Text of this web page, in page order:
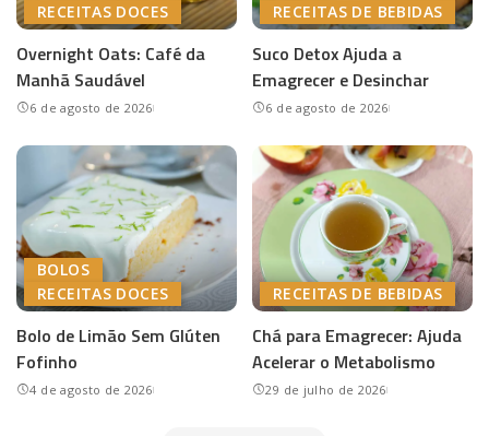
RECEITAS DOCES
Overnight Oats: Café da
Manhã Saudável
6 de agosto de 2026
RECEITAS DE BEBIDAS
Suco Detox Ajuda a
Emagrecer e Desinchar
6 de agosto de 2026
BOLOS
RECEITAS DOCES
Bolo de Limão Sem Glúten
Fofinho
4 de agosto de 2026
RECEITAS DE BEBIDAS
Chá para Emagrecer: Ajuda
Acelerar o Metabolismo
29 de julho de 2026